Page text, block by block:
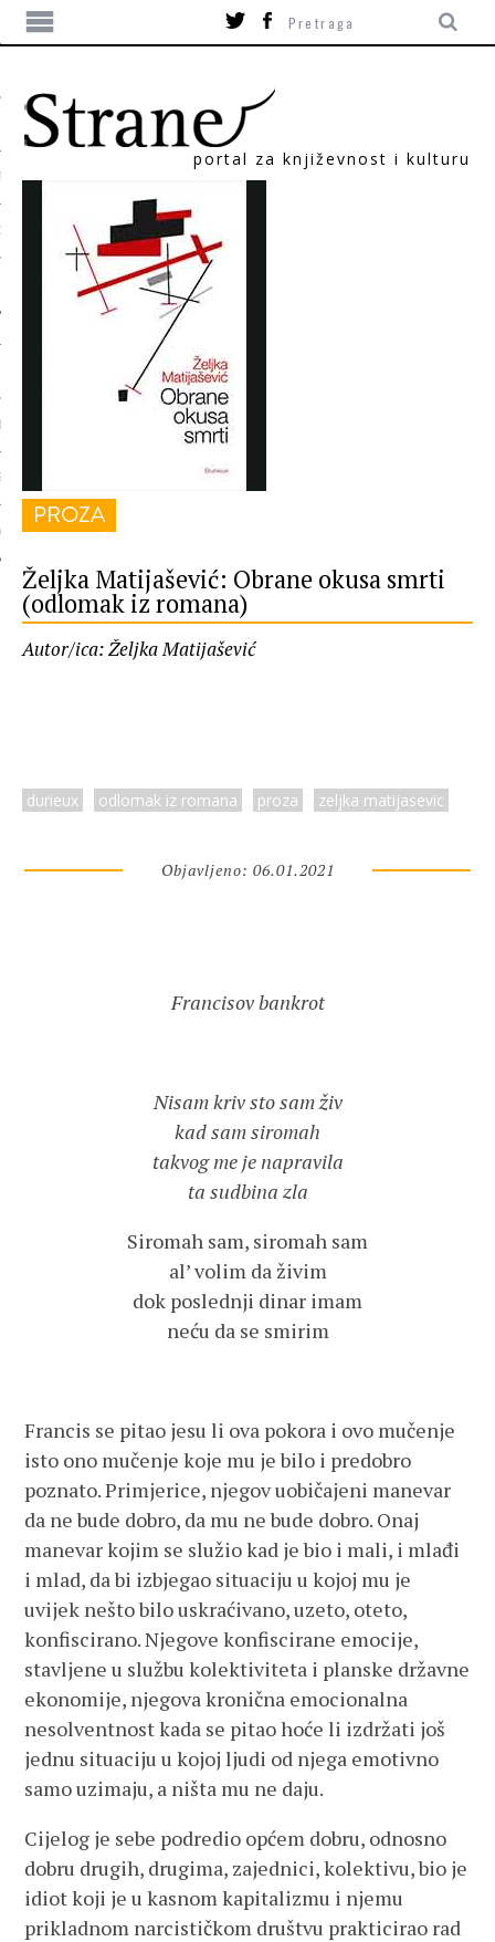
portal za književnost i kulturu
PROZA
Željka Matijašević: Obrane okusa smrti
(odlomak iz romana)
Autor/ica: Željka Matijašević
durieux odlomak iz romana proza zeljka matijasevic
Objavljeno: 06.01.2021
Francisov bankrot
Nisam kriv sto sam živ
kad sam siromah
takvog me je napravila
ta sudbina zla
Siromah sam, siromah sam
al’ volim da živim
dok poslednji dinar imam
neću da se smirim
Francis se pitao jesu li ova pokora i ovo mučenje
isto ono mučenje koje mu je bilo i predobro
poznato. Primjerice, njegov uobičajeni manevar
da ne bude dobro, da mu ne bude dobro. Onaj
manevar kojim se služio kad je bio i mali, i mlađi
i mlad, da bi izbjegao situaciju u kojoj mu je
uvijek nešto bilo uskraćivano, uzeto, oteto,
konfiscirano. Njegove konfiscirane emocije,
stavljene u službu kolektiviteta i planske državne
ekonomije, njegova kronična emocionalna
nesolventnost kada se pitao hoće li izdržati još
jednu situaciju u kojoj ljudi od njega emotivno
samo uzimaju, a ništa mu ne daju.
Cijelog je sebe podredio općem dobru, odnosno
dobru drugih, drugima, zajednici, kolektivu, bio je
idiot koji je u kasnom kapitalizmu i njemu
prikladnom narcističkom društvu prakticirao rad